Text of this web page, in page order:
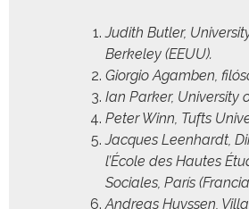
Judith But­ler,
Berke­ley (EEUU).
Gior­gio Agam­ben,
Ian Park­er, Uni­ver­si­ty
Peter Winn, Tufts
Jacques Leen­hardt,
l’É­cole des Hautes
Sociales, París
Andreas Huyssen,